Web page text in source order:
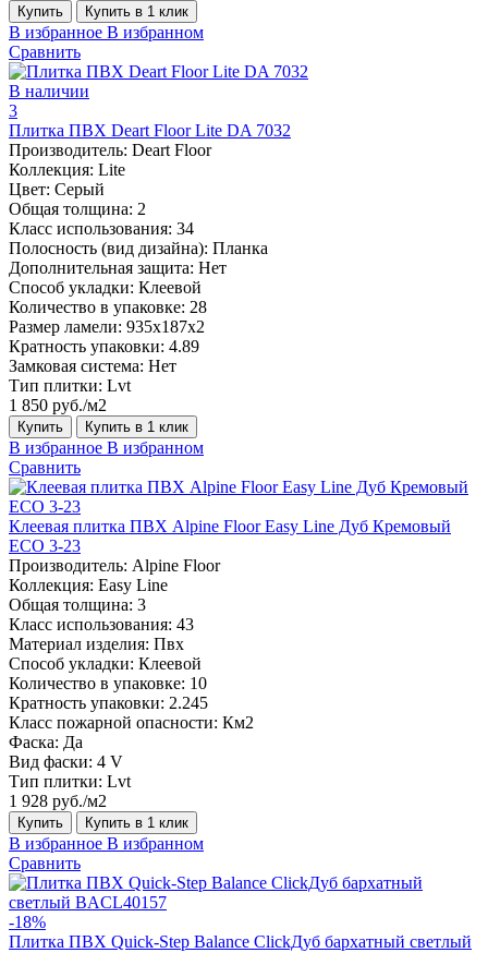
Купить Купить в 1 клик
В избранное В избранном
Сравнить
В наличии
3
Плитка ПВХ Deart Floor Lite DA 7032
Производитель: Deart Floor
Коллекция: Lite
Цвет: Серый
Общая толщина: 2
Класс использования: 34
Полосность (вид дизайна): Планка
Дополнительная защита: Нет
Способ укладки: Клеевой
Количество в упаковке: 28
Размер ламели: 935x187x2
Кратность упаковки: 4.89
Замковая система: Нет
Тип плитки: Lvt
1 850 руб./м2
Купить Купить в 1 клик
В избранное В избранном
Сравнить
Клеевая плитка ПВХ Alpine Floor Easy Line Дуб Кремовый
ЕСО 3-23
Производитель: Alpine Floor
Коллекция: Easy Line
Общая толщина: 3
Класс использования: 43
Материал изделия: Пвх
Способ укладки: Клеевой
Количество в упаковке: 10
Кратность упаковки: 2.245
Класс пожарной опасности: Км2
Фаска: Да
Вид фаски: 4 V
Тип плитки: Lvt
1 928 руб./м2
Купить Купить в 1 клик
В избранное В избранном
Сравнить
-18%
Плитка ПВХ Quick-Step Balance ClickДуб бархатный светлый